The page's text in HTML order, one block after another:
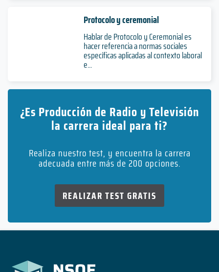
Protocolo y ceremonial
Hablar de Protocolo y Ceremonial es
hacer referencia a normas sociales
específicas aplicadas al contexto laboral
e...
¿Es Producción de Radio y Televisión
la carrera ideal para ti?
Realiza nuestro test, y encuentra la carrera
adecuada entre más de 200 opciones.
REALIZAR TEST GRATIS